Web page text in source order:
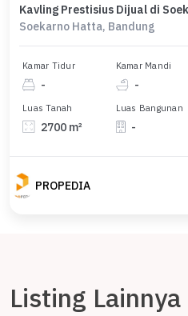
Soekarno Hatta, Bandung
Kamar Tidur
-
Kamar Mandi
-
Luas Tanah
2700 m²
Luas Bangunan
-
PROPEDIA
Listing Lainnya